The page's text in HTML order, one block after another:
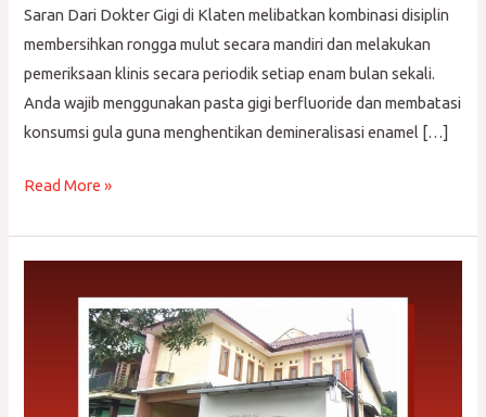
Saran Dari Dokter Gigi di Klaten melibatkan kombinasi disiplin
membersihkan rongga mulut secara mandiri dan melakukan
pemeriksaan klinis secara periodik setiap enam bulan sekali.
Anda wajib menggunakan pasta gigi berfluoride dan membatasi
konsumsi gula guna menghentikan demineralisasi enamel […]
Read More »
Lengkap
Perawatan